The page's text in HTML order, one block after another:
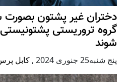
دختران غیر پشتون
گروه تروریستی
شوند
پنج شنبه25 جنوری 2024 , کابل